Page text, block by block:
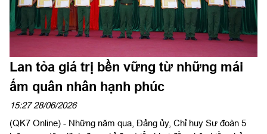
Lan tỏa giá trị bền vững từ những mái
ấm quân nhân hạnh phúc
15:27 28/06/2026
(QK7 Online) - Những năm qua, Đảng ủy, Chỉ huy Sư đoàn 5